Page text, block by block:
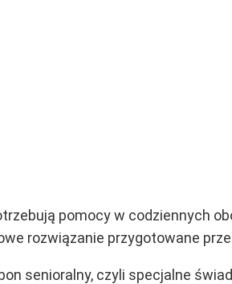
pomocy w codziennych
rozwiązanie przygotowane
senioralny, czyli specjalne